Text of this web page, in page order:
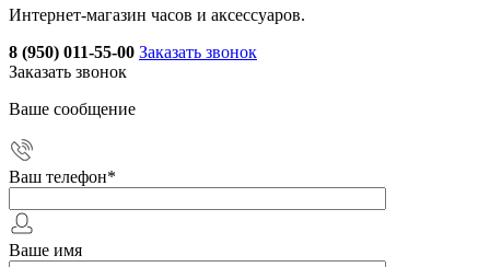
Интернет-магазин часов и аксессуаров.
8 (950) 011-55-00 Заказать звонок
Заказать звонок
Ваше сообщение
Ваш телефон*
Ваше имя